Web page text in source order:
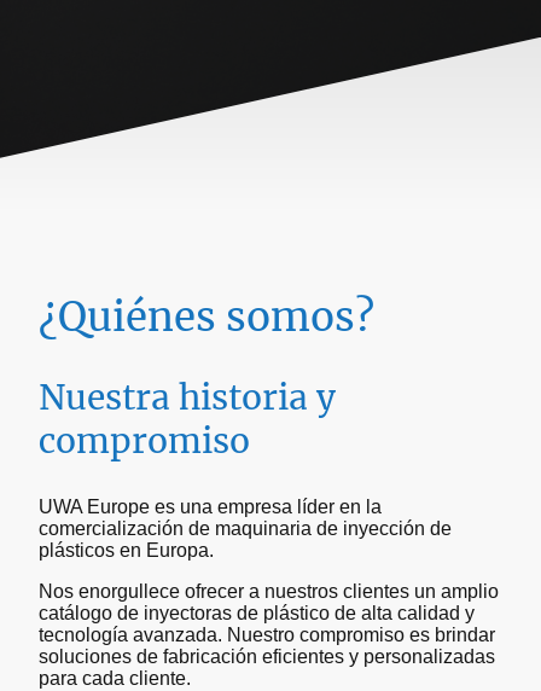
¿Quiénes somos?
Nuestra historia y
compromiso
UWA Europe es una empresa líder en la
comercialización de maquinaria de inyección de
plásticos en Europa.
Nos enorgullece ofrecer a nuestros clientes un amplio
catálogo de inyectoras de plástico de alta calidad y
tecnología avanzada. Nuestro compromiso es brindar
soluciones de fabricación eficientes y personalizadas
para cada cliente.